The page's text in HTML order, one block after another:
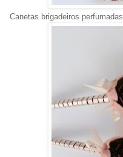
Canetas brigadeiros perfumadas.